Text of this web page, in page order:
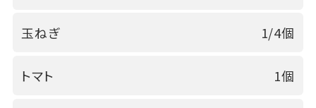
玉ねぎ 1/4個
トマト 1個